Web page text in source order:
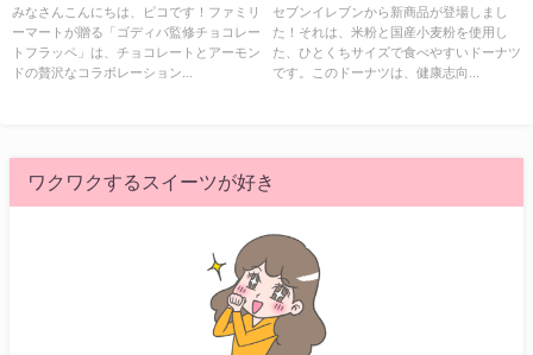
チョコレートフラッペ
みなさんこんにちは、ピコです！ファミリ
ーマートが贈る「ゴディバ監修チョコレー
トフラッペ」は、チョコレートとアーモン
ドの贅沢なコラボレーション...
ちドーナツ ６個入り
セブンイレブンから新商品が登場しまし
た！それは、米粉と国産小麦粉を使用し
た、ひとくちサイズで食べやすいドーナツ
です。このドーナツは、健康志向...
ワクワクするスイーツが好き